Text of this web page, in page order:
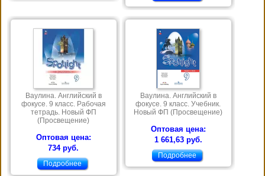
Ваулина. Английский в
фокусе. 9 класс. Рабочая
тетрадь. Новый ФП
(Просвещение)
Оптовая цена:
734 руб.
Подробнее
Ваулина. Английский в
фокусе. 9 класс. Учебник.
Новый ФП (Просвещение)
Оптовая цена:
1 661,63 руб.
Подробнее